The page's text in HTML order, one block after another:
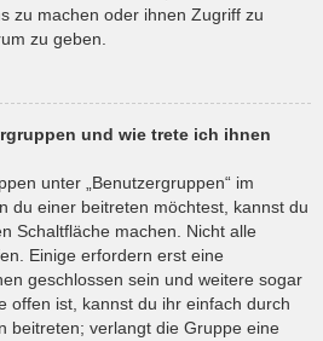
zu machen oder ihnen Zugriff zu
zu geben.
und wie trete ich ihnen
unter „Benutzergruppen“ im
du einer beitreten möchtest, kannst du
Schaltfläche machen. Nicht alle
Einige erfordern erst eine
geschlossen sein und weitere sogar
offen ist, kannst du ihr einfach durch
beitreten; verlangt die Gruppe eine